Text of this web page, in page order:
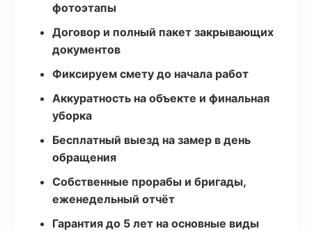
фотоэтапы
Договор и полный пакет закрывающих
документов
Фиксируем смету до начала работ
Аккуратность на объекте и финальная
уборка
Бесплатный выезд на замер в день
обращения
Собственные прорабы и бригады,
еженедельный отчёт
Гарантия до 5 лет на основные виды